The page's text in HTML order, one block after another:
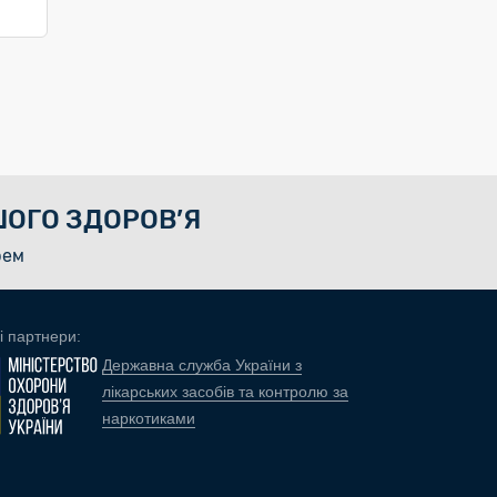
ЗДОРОВ’Я
партнери:
Державна служба України з
лікарських засобів та контролю за
наркотиками